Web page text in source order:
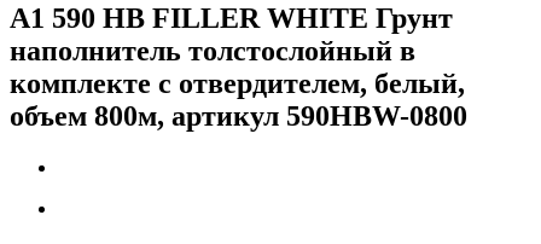
A1 590 HB FILLER WHITE Грунт
наполнитель толстослойный в
комплекте с отвердителем, белый,
объем 800м, артикул 590HBW-0800